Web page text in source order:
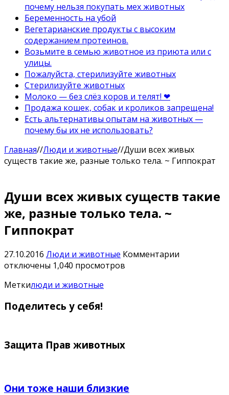
почему нельзя покупать мех животных
Беременность на убой
Вегетарианские продукты с высоким
содержанием протеинов.
Возьмите в семью животное из приюта или с
улицы.
Пожалуйста, стерилизуйте животных
Стерилизуйте животных
Молоко — без слёз коров и телят! ❤
Продажа кошек, собак и кроликов запрещена!
Есть альтернативы опытам на животных —
почему бы их не использовать?
Главная//Люди и животные//Души всех живых
существ такие же, разные только тела. ~ Гиппократ
Души всех живых существ такие
же, разные только тела. ~
Гиппократ
27.10.2016 Люди и животные Комментарии
отключены 1,040 просмотров
Меткилюди и животные
Поделитесь у себя!
Защита Прав животных
Они тоже наши близкие